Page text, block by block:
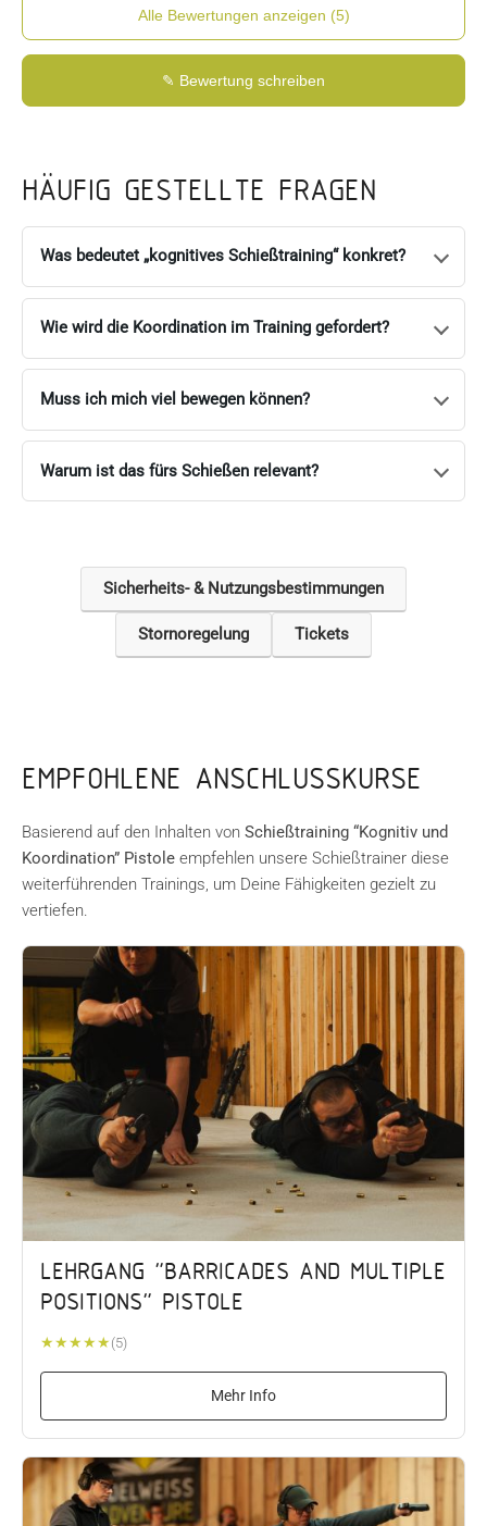
Alle Bewertungen anzeigen (5)
✎ Bewertung schreiben
nonomnismoriar13 8. Feb. 2023Super Training für
Matthias Lauermann 10. Nov. 2022 Sehr spannendes
albert.pressinger
Ein absolutes Muß für
HÄUFIG GESTELLTE FRAGEN
Was bedeutet „kognitives Schießtraining“ konkret?
Wie wird die Koordination im Training gefordert?
Muss ich mich viel bewegen können?
Warum ist das fürs Schießen relevant?
Sicherheits- & Nutzungsbestimmungen
Stornoregelung Tickets
EMPFOHLENE ANSCHLUSSKURSE
Basierend auf den Inhalten von Schießtraining “Kognitiv und
Koordination” Pistoleempfehlen unsere Schießtrainer diese
weiterführenden Trainings, um Deine Fähigkeiten gezielt zu
vertiefen.
LEHRGANG "BARRICADES AND MULTIPLE
POSITIONS" PISTOLE
★★★★★ (5)
Mehr Info